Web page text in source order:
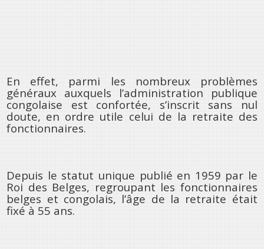
En effet, parmi les nombreux problèmes
généraux auxquels l’administration publique
congolaise est confortée, s’inscrit sans nul
doute, en ordre utile celui de la retraite des
fonctionnaires.
Depuis le statut unique publié en 1959 par le
Roi des Belges, regroupant les fonctionnaires
belges et congolais, l’âge de la retraite était
fixé à 55 ans.